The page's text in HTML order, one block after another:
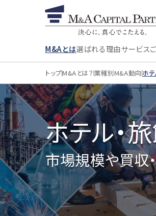
M&Aとは選ばれる理由サービス
トップM&Aとは？業種別M&A動向ホ
ホテル・
市場規模や買収